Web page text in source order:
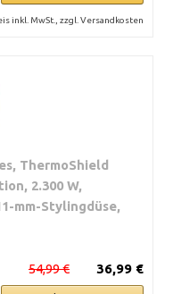
inkl. MwSt., zzgl. Versandkosten
ThermoShield
2.300 W,
mm-Stylingdüse,
36,99 €
54,99 €